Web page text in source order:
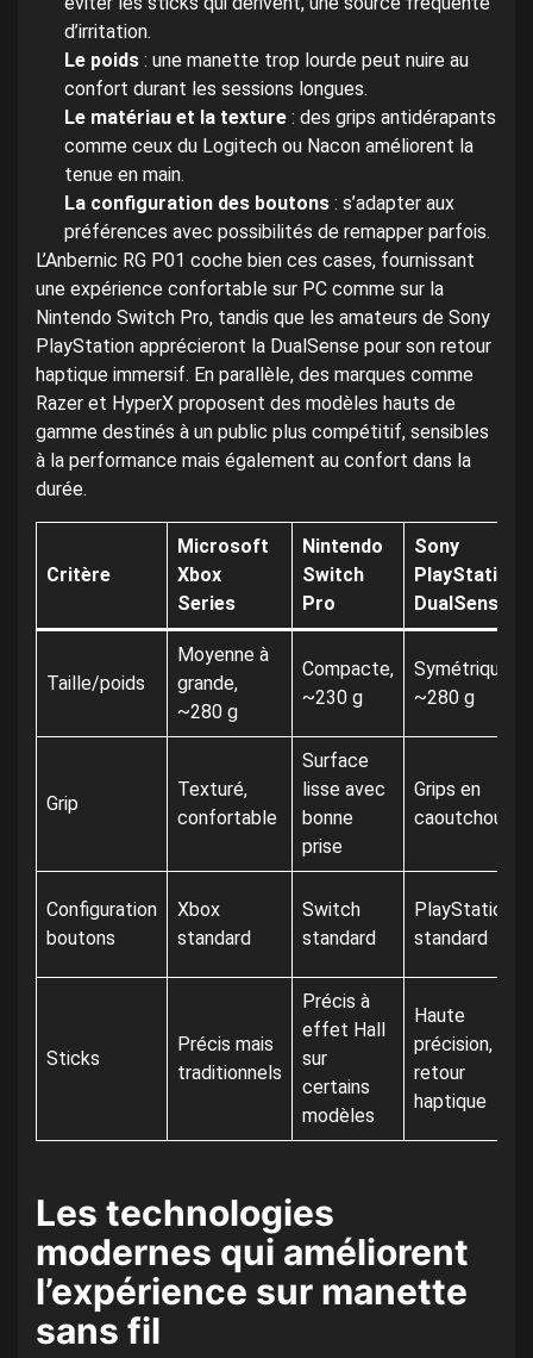
d’irritation.
Le poids : une manette trop lourde peut nuire au
confort durant les sessions longues.
Le matériau et la texture : des grips antidérapants
comme ceux du Logitech ou Nacon améliorent la
tenue en main.
La configuration des boutons : s’adapter aux
préférences avec possibilités de remapper parfois.
L’Anbernic RG P01 coche bien ces cases, fournissant
une expérience confortable sur PC comme sur la
Nintendo Switch Pro, tandis que les amateurs de Sony
PlayStation apprécieront la DualSense pour son retour
haptique immersif. En parallèle, des marques comme
Razer et HyperX proposent des modèles hauts de
gamme destinés à un public plus compétitif, sensibles
à la performance mais également au confort dans la
durée.
Critère
Microsoft
Xbox
Series
Nintendo
Switch
Pro
Sony
PlayStation
DualSense
Taille/poids
Moyenne à
grande,
~280 g
Compacte,
~230 g
Symétrique,
~280 g
Grip
Texturé,
confortable
Surface
lisse avec
bonne
prise
Grips en
caoutchouc
Configuration
boutons
Xbox
standard
Switch
standard
PlayStation
standard
Sticks
Précis mais
traditionnels
Précis à
effet Hall
sur
certains
modèles
Haute
précision,
retour
haptique
Les technologies
modernes qui améliorent
l’expérience sur manette
sans fil